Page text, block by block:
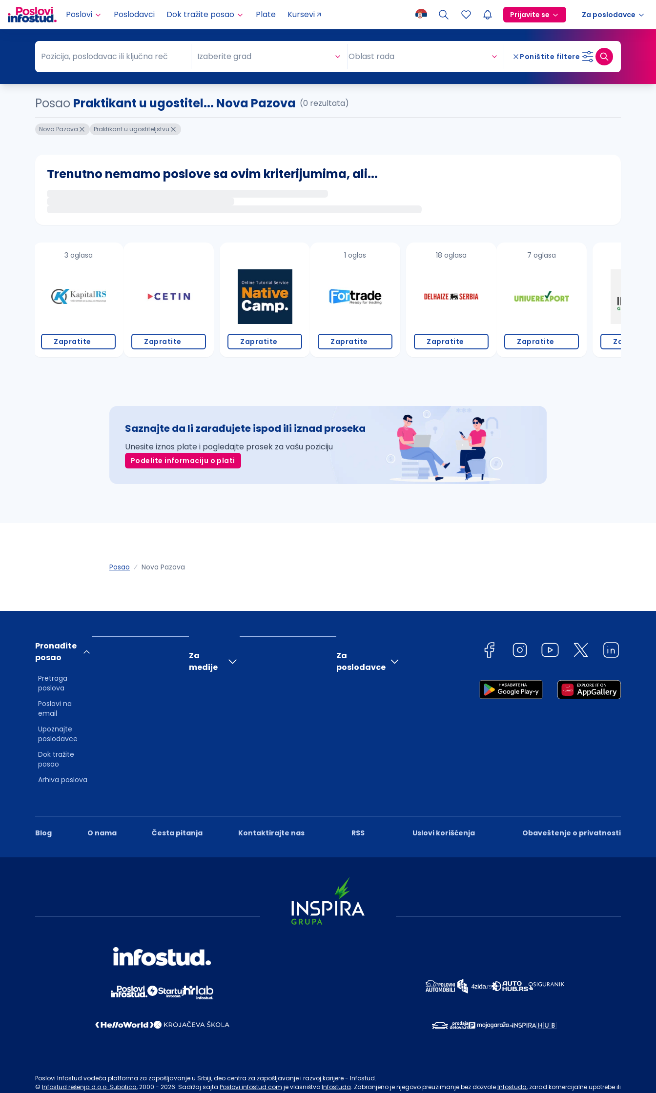
Poslovi Poslodavci Dok tražite posao Plate Kursevi Prijavite se Za poslodavce
Pozicija, poslodavac ili ključna reč
Pozicija, poslodavac ili ključna reč Grad
Izaberite grad Oblast rada Poništite filtere
Posao Praktikant u ugostitel... Nova Pazova (0 rezultata)
Nova Pazova Praktikant u ugostiteljstvu
Trenutno nemamo poslove sa ovim kriterijumima, ali...
proverite pravopisne greške (koristite č, ć, š, đ, ž, dž)
povećajte radijus za odabrani grad
3 oglasa
Zapratite Zapratite Zapratite
1 oglas
Zapratite
18 oglasa
Zapratite
7 oglasa
Zapratite Zapratite
Saznajte da li zarađujete ispod ili iznad proseka
Unesite iznos plate i pogledajte prosek za vašu poziciju
Podelite informaciju o plati
Posao Nova Pazova
Blog O nama Česta pitanja Kontaktirajte nas RSS Uslovi korišćenja Obaveštenje o privatnosti
Pronađite
posao
Pretraga
poslova
Poslovi na
email
Upoznajte
poslodavce
Dok tražite
posao
Arhiva poslova
Za
medije
Za
poslodavce
Poslovi Infostud vodeća platforma za zapošljavanje u Srbiji, deo centra za zapošljavanje i razvoj karijere - Infostud.
© Infostud rešenja d.o.o. Subotica, 2000 - 2026. Sadržaj sajta Poslovi.infostud.com je vlasništvoInfostuda. Zabranjeno je njegovo preuzimanje bez dozvoleInfostuda, zarad komercijalne upotrebe ili